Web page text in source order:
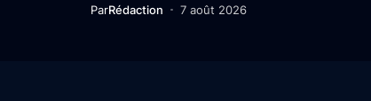
ParRédaction 7 août 2026